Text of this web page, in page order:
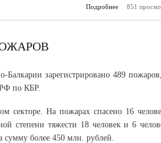
Подробнее
о Ауес
851
Балкарии зарегистрировано 489
по КБР.
секторе. На пожарах спасено 16
степени тяжести 18 человек и 6
сумму более 450 млн. рублей.